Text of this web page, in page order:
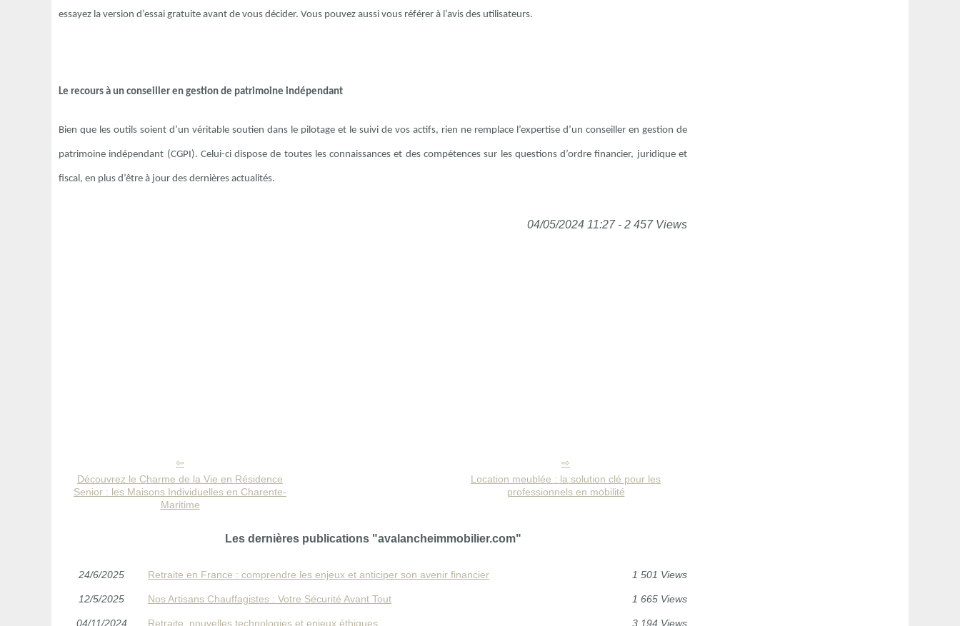
essayez la version d’essai gratuite avant de vous décider. Vous pouvez aussi vous référer à l’avis des utilisateurs.
Le recours à un conseiller en gestion de patrimoine indépendant
Bien que les outils soient d’un véritable soutien dans le pilotage et le suivi de vos actifs, rien ne remplace l’expertise d’un conseiller en gestion de
patrimoine indépendant (CGPI). Celui-ci dispose de toutes les connaissances et des compétences sur les questions d’ordre financier, juridique et
fiscal, en plus d’être à jour des dernières actualités.
04/05/2024 11:27 - 2 457 Views
Découvrez le Charme de la Vie en Résidence
Senior : les Maisons Individuelles en Charente-
Maritime
Location meublée : la solution clé pour les
professionnels en mobilité
Les dernières publications "avalancheimmobilier.com"
24/6/2025 Retraite en France : comprendre les enjeux et anticiper son avenir financier 1 501 Views
12/5/2025 Nos Artisans Chauffagistes : Votre Sécurité Avant Tout 1 665 Views
04/11/2024 Retraite, nouvelles technologies et enjeux éthiques 3 194 Views